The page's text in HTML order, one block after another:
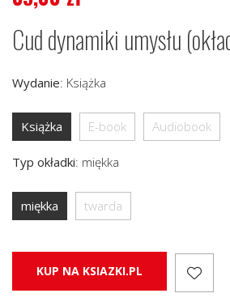
Cud dynamiki umysłu
Wydanie: Książka
Książka E-book Audiobook
Typ okładki: miękka
miękka twarda
KUP NA KSIAZKI.PL